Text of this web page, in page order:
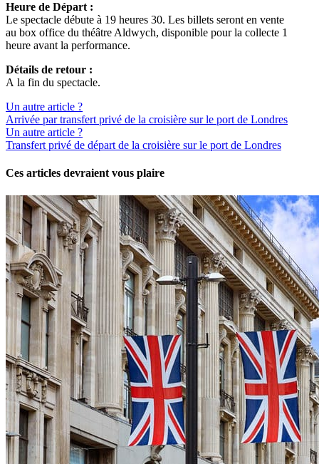
Heure de Départ :
Le spectacle débute à 19 heures 30. Les billets seront en vente
au box office du théâtre Aldwych, disponible pour la collecte 1
heure avant la performance.
Détails de retour :
A la fin du spectacle.
Un autre article ?
Arrivée par transfert privé de la croisière sur le port de Londres
Un autre article ?
Transfert privé de départ de la croisière sur le port de Londres
Ces articles devraient vous plaire